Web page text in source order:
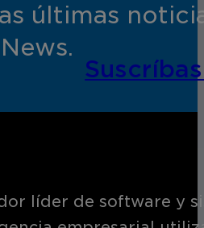
últimas
líder de software y